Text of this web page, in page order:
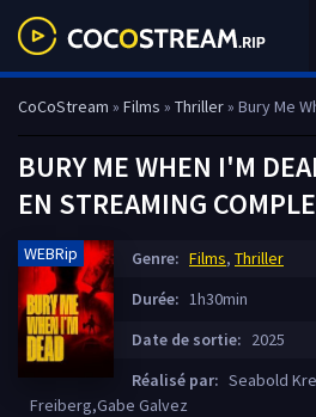
CoCoStream » Films » Thriller» Bury Me
BURY ME WHEN I'M
EN STREAMING
WEBRip Genre: Films, Thriller
Durée: 1h30min
Date de sortie: 2025
Réalisé par: Seabold
Freiberg,Gabe Galvez